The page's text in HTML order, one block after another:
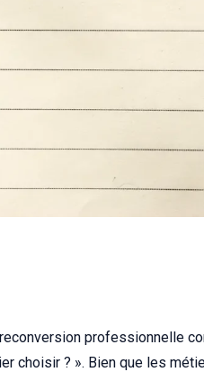
professionnelle
choisir ? ». Bien que les